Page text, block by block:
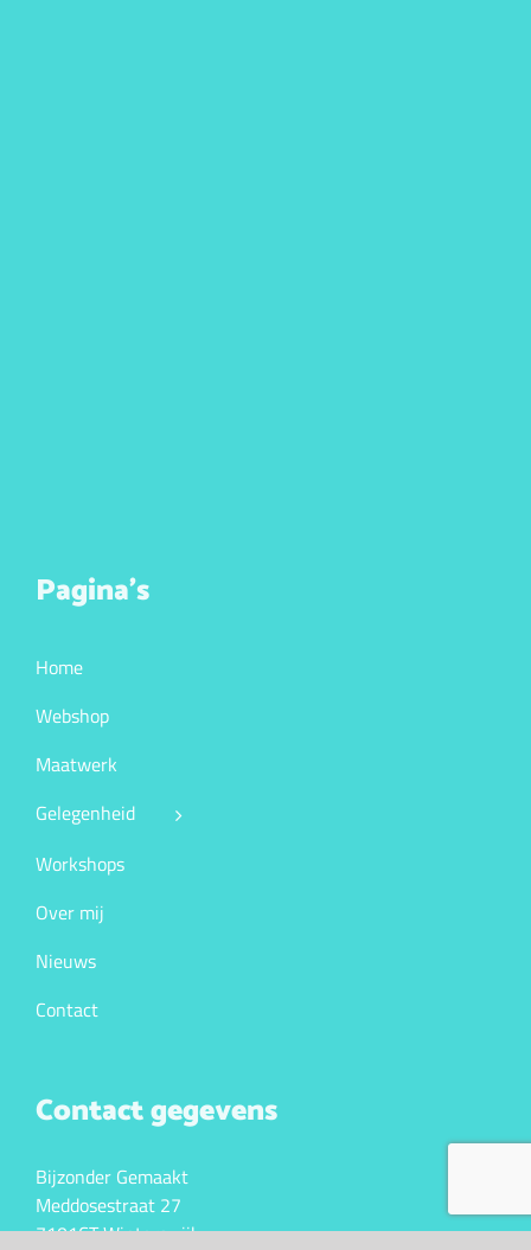
Pagina’s
Home
Webshop
Maatwerk
Gelegenheid
Workshops
Over mij
Nieuws
Contact
Contact gegevens
Bijzonder Gemaakt
Meddosestraat 27
7101CT Winterswijk